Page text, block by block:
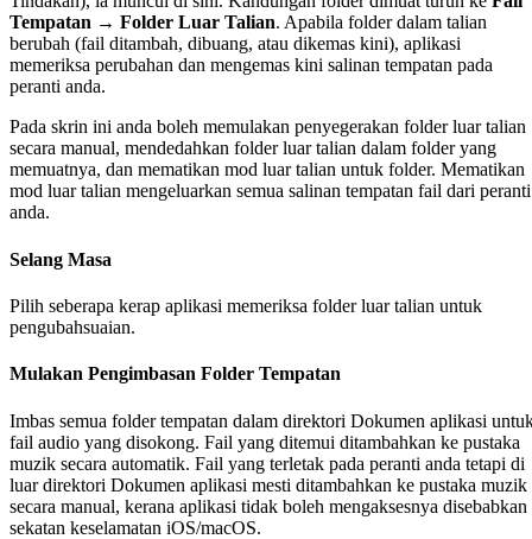
Tempatan → Folder Luar Talian. Apabila folder dalam talian
berubah (fail ditambah, dibuang, atau dikemas kini), aplikasi
memeriksa perubahan dan mengemas kini salinan tempatan pada
peranti anda.
Pada skrin ini anda boleh memulakan penyegerakan folder luar talian
secara manual, mendedahkan folder luar talian dalam folder yang
memuatnya, dan mematikan mod luar talian untuk folder. Mematikan
mod luar talian mengeluarkan semua salinan tempatan fail dari peranti
anda.
Selang Masa
Pilih seberapa kerap aplikasi memeriksa folder luar talian untuk
pengubahsuaian.
Mulakan Pengimbasan Folder Tempatan
Imbas semua folder tempatan dalam direktori Dokumen aplikasi
fail audio yang disokong. Fail yang ditemui ditambahkan ke pustaka
muzik secara automatik. Fail yang terletak pada peranti anda tetapi di
luar direktori Dokumen aplikasi mesti ditambahkan ke pustaka muzik
secara manual, kerana aplikasi tidak boleh mengaksesnya disebabkan
sekatan keselamatan iOS/macOS.